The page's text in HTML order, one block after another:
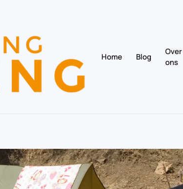
Home Blog
Over
ons